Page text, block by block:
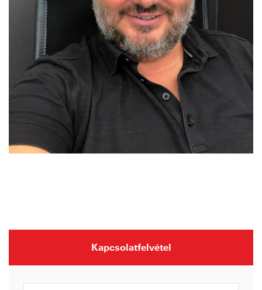
Kapcsolatfelvétel